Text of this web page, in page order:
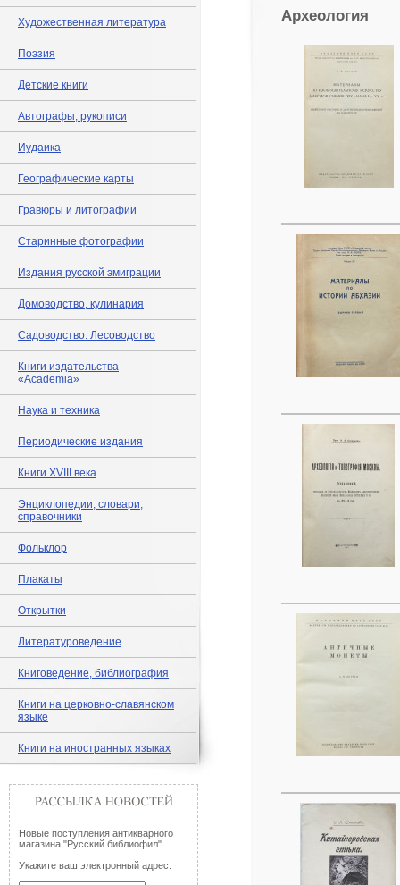
Художественная литература
Поэзия
Детские книги
Автографы, рукописи
Иудаика
Географические карты
Гравюры и литографии
Старинные фотографии
Издания русской эмиграции
Домоводство, кулинария
Садоводство. Лесоводство
Книги издательства
«Academia»
Наука и техника
Периодические издания
Книги XVIII века
Энциклопедии, словари,
справочники
Фольклор
Плакаты
Открытки
Литературоведение
Книговедение, библиография
Книги на церковно-славянском
языке
Книги на иностранных языках
Новые поступления антикварного
магазина "Русский библиофил"
Укажите ваш электронный адрес:
Археология